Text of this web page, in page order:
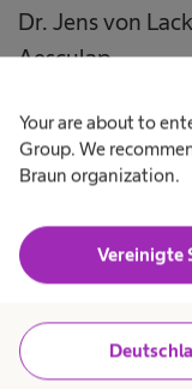
Your are about to
Group. We
Braun organization.
Vereinigte
Dr. Jens von
Aesculap.
Die ersten
Neuro- und
bereits in
wurde die
erreicht. Durch